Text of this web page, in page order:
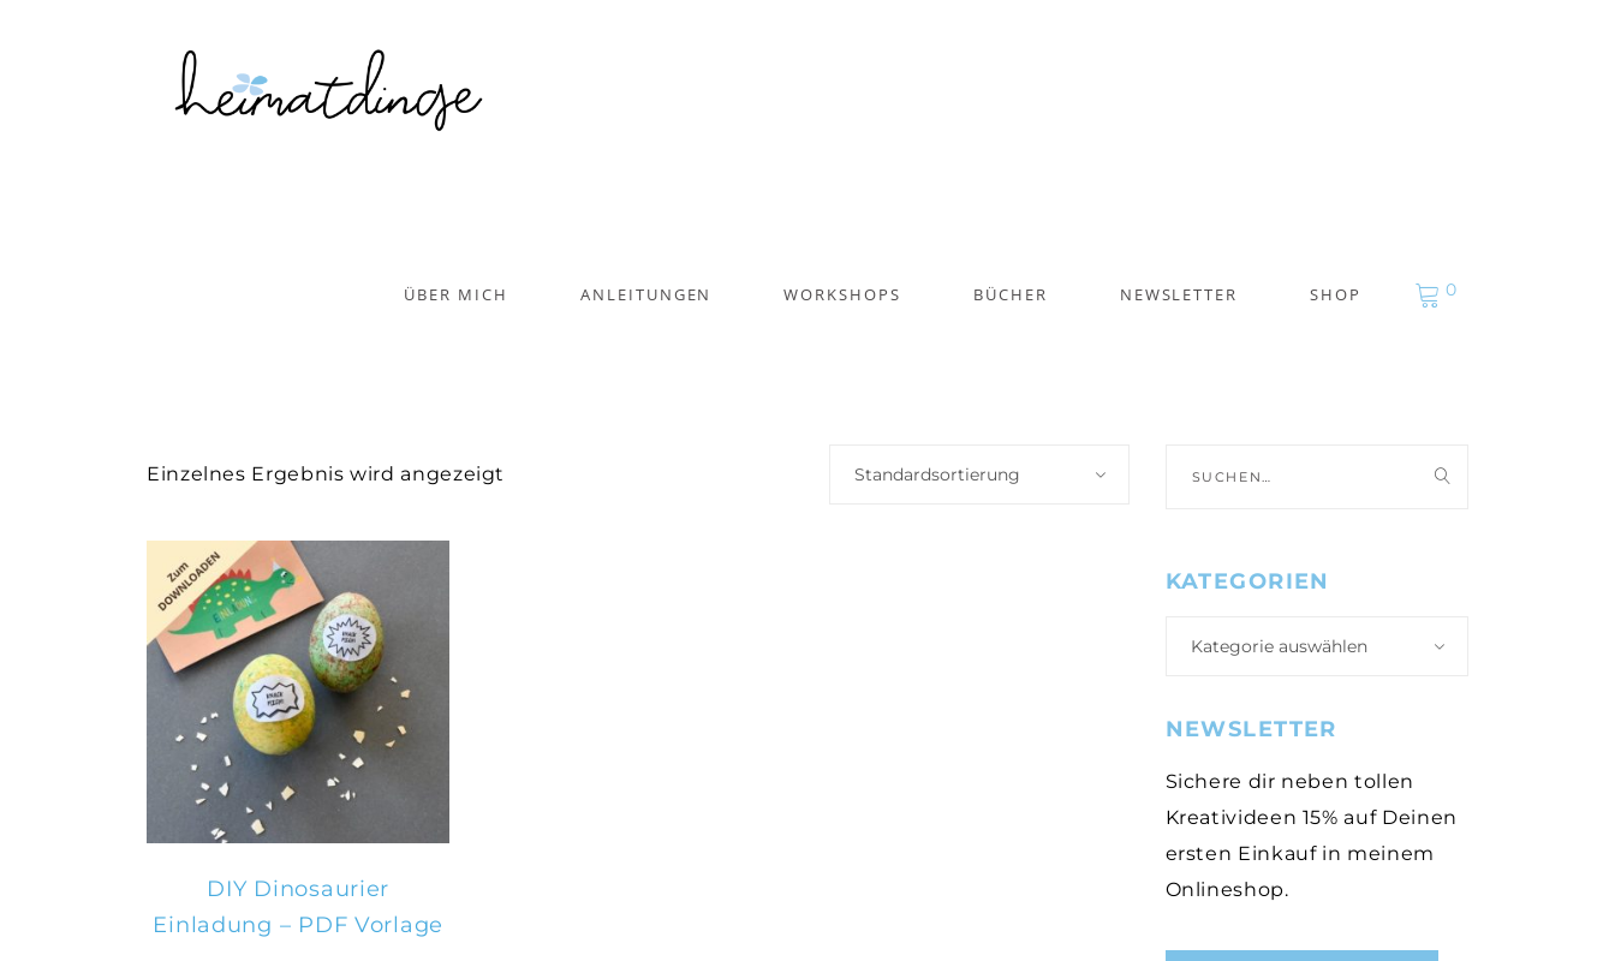
ÜBER MICH ANLEITUNGEN WORKSHOPS BÜCHER NEWSLETTER SHOP 0
Einzelnes Ergebnis wird angezeigt Standardsortierung
IN DEN
WARENKORB
DIY Dinosaurier
Einladung – PDF Vorlage
nach:
KATEGORIEN
Kategorie auswählen
NEWSLETTER
Sichere dir neben tollen
Kreativideen 15% auf Deinen
ersten Einkauf in meinem
Onlineshop.